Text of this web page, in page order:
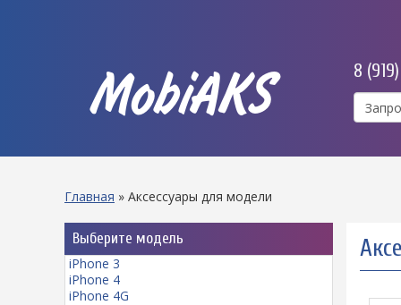
MobiAKS
8
Главная » Аксессуары для модели
Выберите модель
iPhone 3
iPhone 4
iPhone 4G